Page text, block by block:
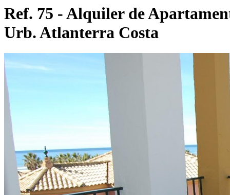
Ref. 75 - Alquiler de
Urb. Atlanterra Costa